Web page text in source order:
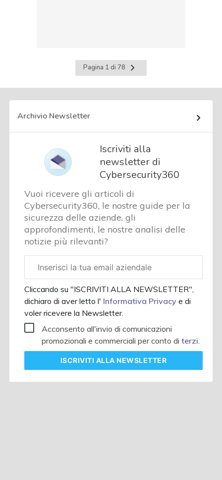
Pagina 1 di 78
Pagina
successiva
Archivio Newsletter
Iscriviti alla
newsletter di
Cybersecurity360
Vuoi ricevere gli articoli di
Cybersecurity360, le nostre guide per la
sicurezza delle aziende, gli
approfondimenti, le nostre analisi delle
notizie più rilevanti?
aziendale
Cliccando su "ISCRIVITI ALLA NEWSLETTER",
dichiaro di aver letto l' Informativa Privacye di
voler ricevere la Newsletter.
Acconsento all'invio di comunicazioni
promozionali e commerciali per conto diterzi.
ISCRIVITI ALLA NEWSLETTER